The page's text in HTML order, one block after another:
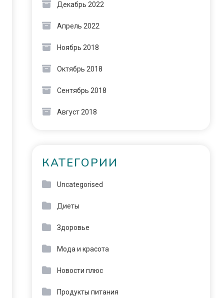
Декабрь 2022
Апрель 2022
Ноябрь 2018
Октябрь 2018
Сентябрь 2018
Август 2018
КАТЕГОРИИ
Uncategorised
Диеты
Здоровье
Мода и красота
Новости плюс
Продукты питания